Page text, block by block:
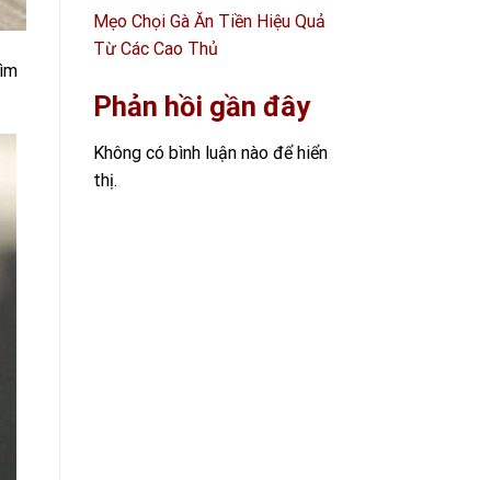
Mẹo Chọi Gà Ăn Tiền Hiệu Quả
Từ Các Cao Thủ
Phản hồi gần đây
Không có bình luận nào để hiển
thị.